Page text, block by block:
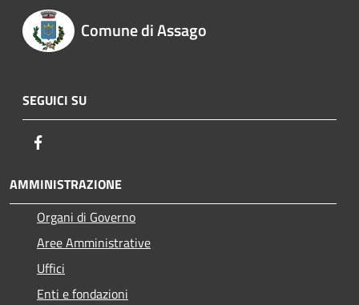
Comune di Assago
SEGUICI SU
AMMINISTRAZIONE
Organi di Governo
Aree Amministrative
Uffici
Enti e fondazioni